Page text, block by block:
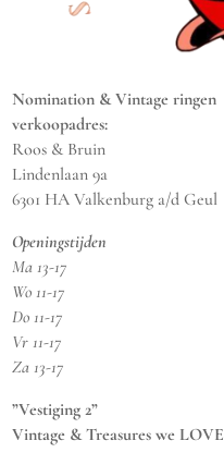
Nomination & Vintage ringen
verkoopadres:
Roos & Bruin
Lindenlaan 9a
6301 HA Valkenburg a/d Geul
Openingstijden
Ma 13-17
Wo 11-17
Do 11-17
Vr 11-17
Za 13-17
”Vestiging 2”
Vintage & Treasures we LOVE